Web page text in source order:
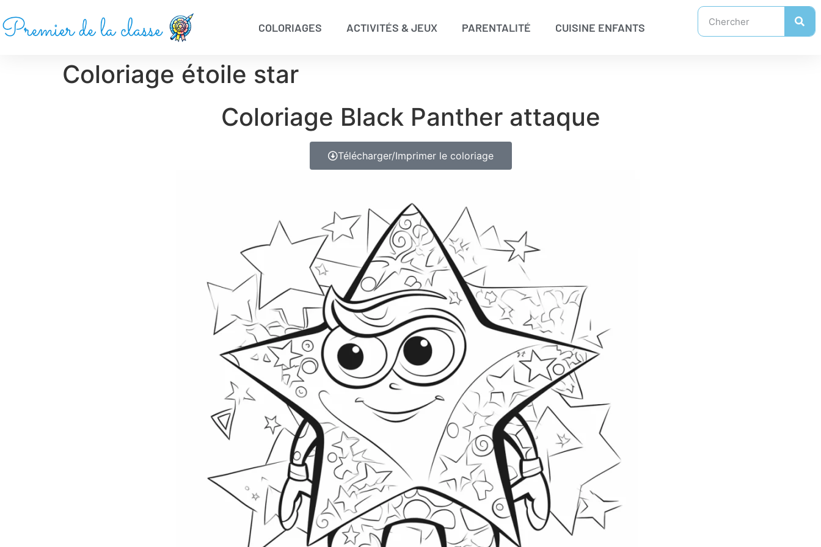
COLORIAGES ACTIVITÉS & JEUX PARENTALITÉ CUISINE ENFANTS
Coloriage étoile star
Coloriage Black Panther attaque
Télécharger/Imprimer le coloriage